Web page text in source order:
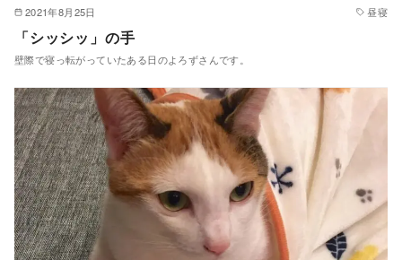
2021年8月25日 昼寝
「シッシッ」の手
壁際で寝っ転がっていたある日のよろずさんです。